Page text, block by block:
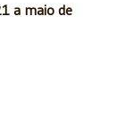
a maio de